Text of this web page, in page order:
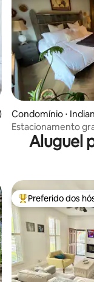
avaliação média de
Condomínio ⋅
Estacionamento
luxuoso/histórico
Aluguel
Entre os melhores
Preferido dos